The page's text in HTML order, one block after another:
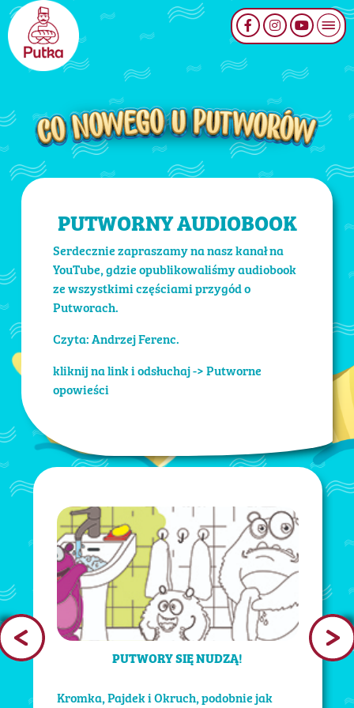
PUTWORNY AUDIOBOOK
Serdecznie zapraszamy na nasz kanał na
YouTube, gdzie opublikowaliśmy audiobook
ze wszystkimi częściami przygód o
Putworach.
Czyta: Andrzej Ferenc.
kliknij na link i odsłuchaj ->Putworne
opowieści
PUTWORY SIĘ NUDZĄ!
Kromka, Pajdek i Okruch, podobnie jak